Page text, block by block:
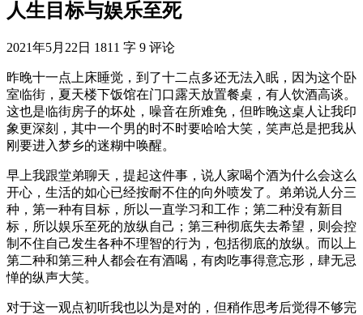
人生目标与娱乐至死
2021年5月22日 1811 字 9 评论
昨晚十一点上床睡觉，到了十二点多还无法入眠，因为这个卧
室临街，夏天楼下饭馆在门口露天放置餐桌，有人饮酒高谈。
这也是临街房子的坏处，噪音在所难免，但昨晚这桌人让我印
象更深刻，其中一个男的时不时要哈哈大笑，笑声总是把我从
刚要进入梦乡的迷糊中唤醒。
早上我跟堂弟聊天，提起这件事，说人家喝个酒为什么会这么
开心，生活的如心已经按耐不住的向外喷发了。弟弟说人分三
种，第一种有目标，所以一直学习和工作；第二种没有新目
标，所以娱乐至死的放纵自己；第三种彻底失去希望，则会控
制不住自己发生各种不理智的行为，包括彻底的放纵。而以上
第二种和第三种人都会在有酒喝，有肉吃事得意忘形，肆无忌
惮的纵声大笑。
对于这一观点初听我也以为是对的，但稍作思考后觉得不够完